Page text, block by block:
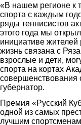
«В нашем регионе к
спорта с каждым
ряды теннисистов
этого года мы
инициативе
жизнь связана с
взрослые и дети,
спорта на кортах
совершенствования
губернатор.
Премия «Русский
одной из самых
лучшим